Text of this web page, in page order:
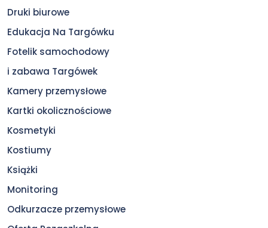
Druki biurowe
Edukacja Na Targówku
Fotelik samochodowy
i zabawa Targówek
Kamery przemysłowe
Kartki okolicznościowe
Kosmetyki
Kostiumy
Książki
Monitoring
Odkurzacze przemysłowe